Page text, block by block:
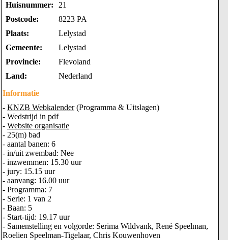
Huisnummer:
21
Postcode:
8223 PA
Plaats:
Lelystad
Gemeente:
Lelystad
Provincie:
Flevoland
Land:
Nederland
Informatie
- KNZB Webkalender(Programma & Uitslagen)
- Wedstrijd in pdf
- Website organisatie
- 25(m) bad
- aantal banen: 6
- in/uit zwembad: Nee
- inzwemmen: 15.30 uur
- jury: 15.15 uur
- aanvang: 16.00 uur
- Programma: 7
- Serie: 1 van 2
- Baan: 5
- Start-tijd: 19.17 uur
- Samenstelling en volgorde: Serima Wildvank, René Speelman,
Roelien Speelman-Tigelaar, Chris Kouwenhoven